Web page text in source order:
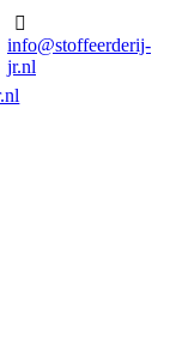
info@stoffeerderij-
jr.nl